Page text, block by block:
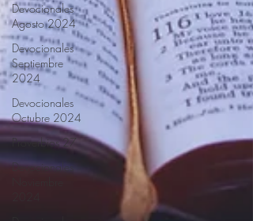
Devocionales
Agosto 2024
Devocionales
Septiembre
2024
Devocionales
Octubre 2024
Proverbios 27
Devocionales